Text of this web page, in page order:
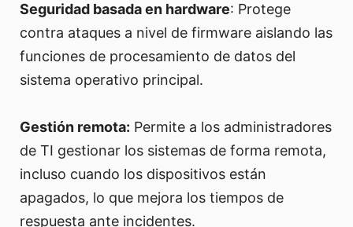
Seguridad basada en hardware: Protege
contra ataques a nivel de firmware aislando las
funciones de procesamiento de datos del
sistema operativo principal.
Gestión remota: Permite a los administradores
de TI gestionar los sistemas de forma remota,
incluso cuando los dispositivos están
apagados, lo que mejora los tiempos de
respuesta ante incidentes.